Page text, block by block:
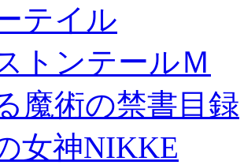
テイル
トンテールＭ
魔術の禁書目録
女神NIKKE